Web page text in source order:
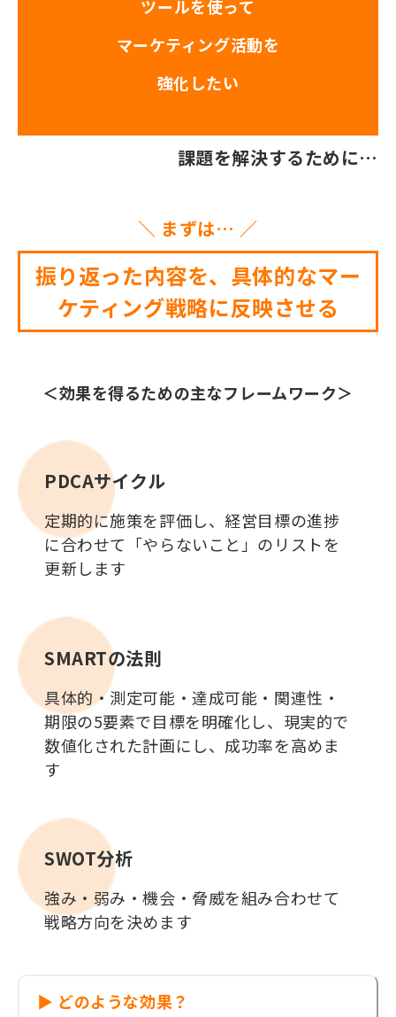
ツールを使って
マーケティング活動を
強化したい
課題を解決するために…
＼ まずは… ／
振り返った内容を、具体的なマー
ケティング戦略に反映させる
＜効果を得るための主なフレームワーク＞
PDCAサイクル
定期的に施策を評価し、経営目標の進捗
に合わせて「やらないこと」のリストを
更新します
SMARTの法則
具体的・測定可能・達成可能・関連性・
期限の5要素で目標を明確化し、現実的で
数値化された計画にし、成功率を高めま
す
SWOT分析
強み・弱み・機会・脅威を組み合わせて
戦略方向を決めます
▶ どのような効果？